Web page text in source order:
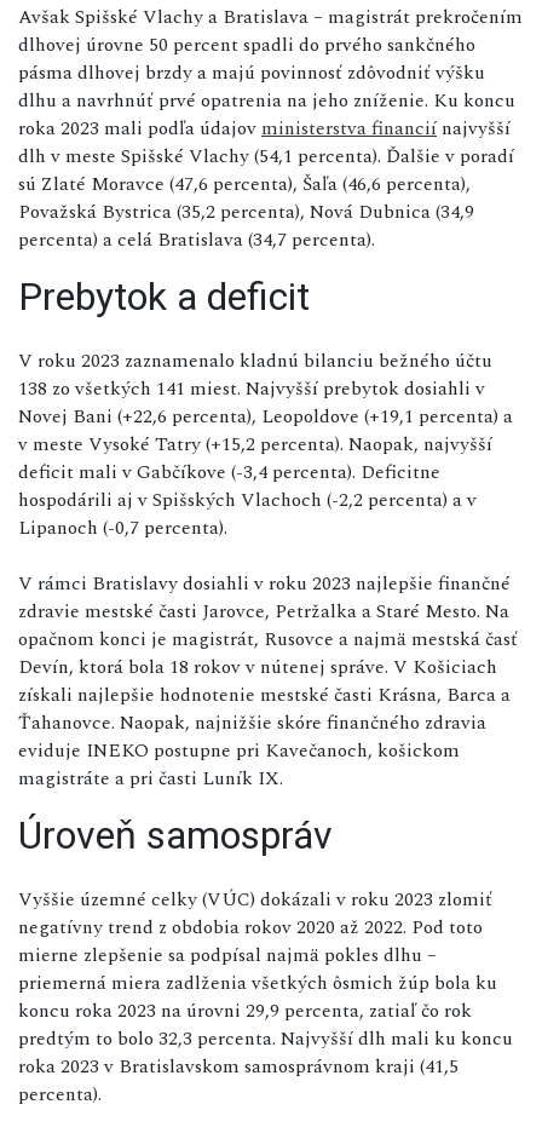
Avšak Spišské Vlachy a Bratislava – magistrát prekročením
dlhovej úrovne 50 percent spadli do prvého sankčného
pásma dlhovej brzdy a majú povinnosť zdôvodniť výšku
dlhu a navrhnúť prvé opatrenia na jeho zníženie. Ku koncu
roka 2023 mali podľa údajov ministerstva financií najvyšší
dlh v meste Spišské Vlachy (54,1 percenta). Ďalšie v poradí
sú Zlaté Moravce (47,6 percenta), Šaľa (46,6 percenta),
Považská Bystrica (35,2 percenta), Nová Dubnica (34,9
percenta) a celá Bratislava (34,7 percenta).
Prebytok a deficit
V roku 2023 zaznamenalo kladnú bilanciu bežného účtu
138 zo všetkých 141 miest. Najvyšší prebytok dosiahli v
Novej Bani (+22,6 percenta), Leopoldove (+19,1 percenta) a
v meste Vysoké Tatry (+15,2 percenta). Naopak, najvyšší
deficit mali v Gabčíkove (-3,4 percenta). Deficitne
hospodárili aj v Spišských Vlachoch (-2,2 percenta) a v
Lipanoch (-0,7 percenta).
V rámci Bratislavy dosiahli v roku 2023 najlepšie finančné
zdravie mestské časti Jarovce, Petržalka a Staré Mesto. Na
opačnom konci je magistrát, Rusovce a najmä mestská časť
Devín, ktorá bola 18 rokov v nútenej správe. V Košiciach
získali najlepšie hodnotenie mestské časti Krásna, Barca a
Ťahanovce. Naopak, najnižšie skóre finančného zdravia
eviduje INEKO postupne pri Kavečanoch, košickom
magistráte a pri časti Luník IX.
Úroveň samospráv
Vyššie územné celky (VÚC) dokázali v roku 2023 zlomiť
negatívny trend z obdobia rokov 2020 až 2022. Pod toto
mierne zlepšenie sa podpísal najmä pokles dlhu –
priemerná miera zadlženia všetkých ôsmich žúp bola ku
koncu roka 2023 na úrovni 29,9 percenta, zatiaľ čo rok
predtým to bolo 32,3 percenta. Najvyšší dlh mali ku koncu
roka 2023 v Bratislavskom samosprávnom kraji (41,5
percenta).